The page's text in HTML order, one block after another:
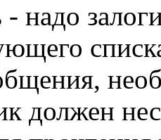
- надо
должен